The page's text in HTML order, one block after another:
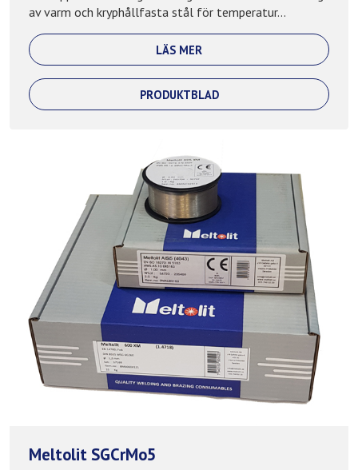
av varm och kryphållfasta stål för temperatur...
LÄS MER
PRODUKTBLAD
Meltolit SGCrMo5